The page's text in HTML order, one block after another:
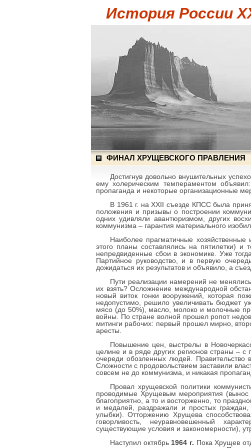
История России
ФИНАЛ ХРУЩЕВСКОГО ПРАВЛЕНИЯ
Достигнув довольно внушительных
ему холерическим темпераментом
пропаганда и некоторые организационные
В 1961 г. на XXII съезде КПСС была
положения и призывы о построении
одних удивляли авантюризмом, других
коммунизма – гарантия материального
Наиболее прагматичные
этого планы составлялись на пятилетки)
непредвиденные сбои в экономике. Уже
Партийное руководство, и в первую
дожидаться их результатов и объявило, а
Пути реализации намерений не
их взять? Осложнение международной
новый виток гонки вооружений, которая
недопустимо, решило увеличивать бюджет
мясо (до 50%), масло, молоко и молочные
войны. По стране волной прошел ропот
митинги рабочих: первый прошел мирно,
аресты.
Повышение цен, выстрелы в
целине и в ряде других регионов страны – с
очереди обозленных людей. Правительство
Сложности с продовольствием заставили
совсем не до коммунизма, и никакая
Провал хрущевской политики
проводимые Хрущевым мероприятия (вынос
благоприятно, а то и восторженно, то
и медалей, раздражали и простых
улыбки). Отторжению Хрущева
говорливость, неуравновешенный
существующие условия и закономерности),
Наступил октябрь 1964 г. Пока Хрущев